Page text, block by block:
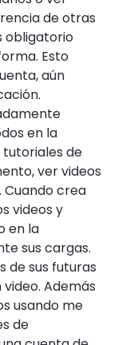
de otras
obligatorio
Esto
aún
en la
tutoriales de
ver videos
Cuando crea
videos y
en la
sus cargas.
de sus futuras
Además
usando me
de